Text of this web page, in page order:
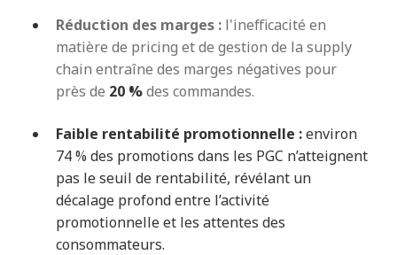
Réduction des marges : l'inefficacité en
matière de pricing et de gestion de la supply
chain entraîne des marges négatives pour
près de 20 %des commandes.
Faible rentabilité promotionnelle :environ
74 % des promotions dans les PGC n’atteignent
pas le seuil de rentabilité, révélant un
décalage profond entre l’activité
promotionnelle et les attentes des
consommateurs.